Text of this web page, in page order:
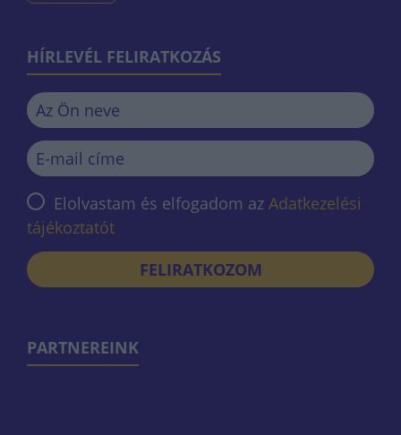
HÍRLEVÉL FELIRATKOZÁS
Elolvastam és elfogadom az Adatkezelési
tájékoztatót
FELIRATKOZOM
PARTNEREINK